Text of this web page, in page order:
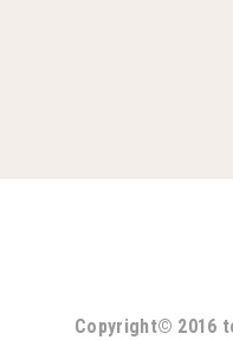
Copyright© 2016